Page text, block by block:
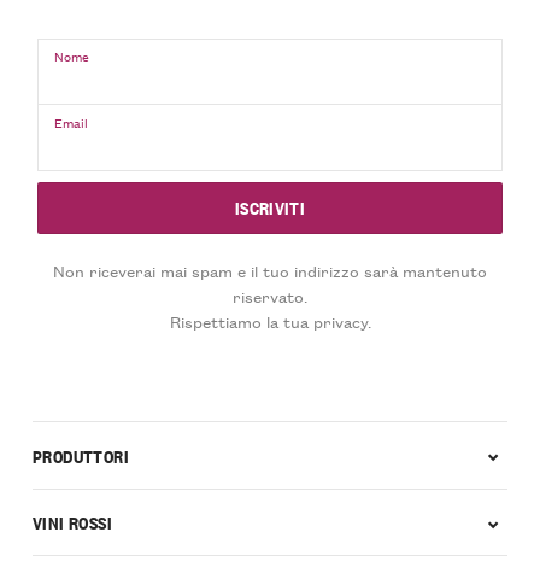
Nome
Email
Non riceverai mai spam e il tuo indirizzo sarà mantenuto
riservato.
Rispettiamo la tua privacy.
PRODUTTORI
VINI ROSSI